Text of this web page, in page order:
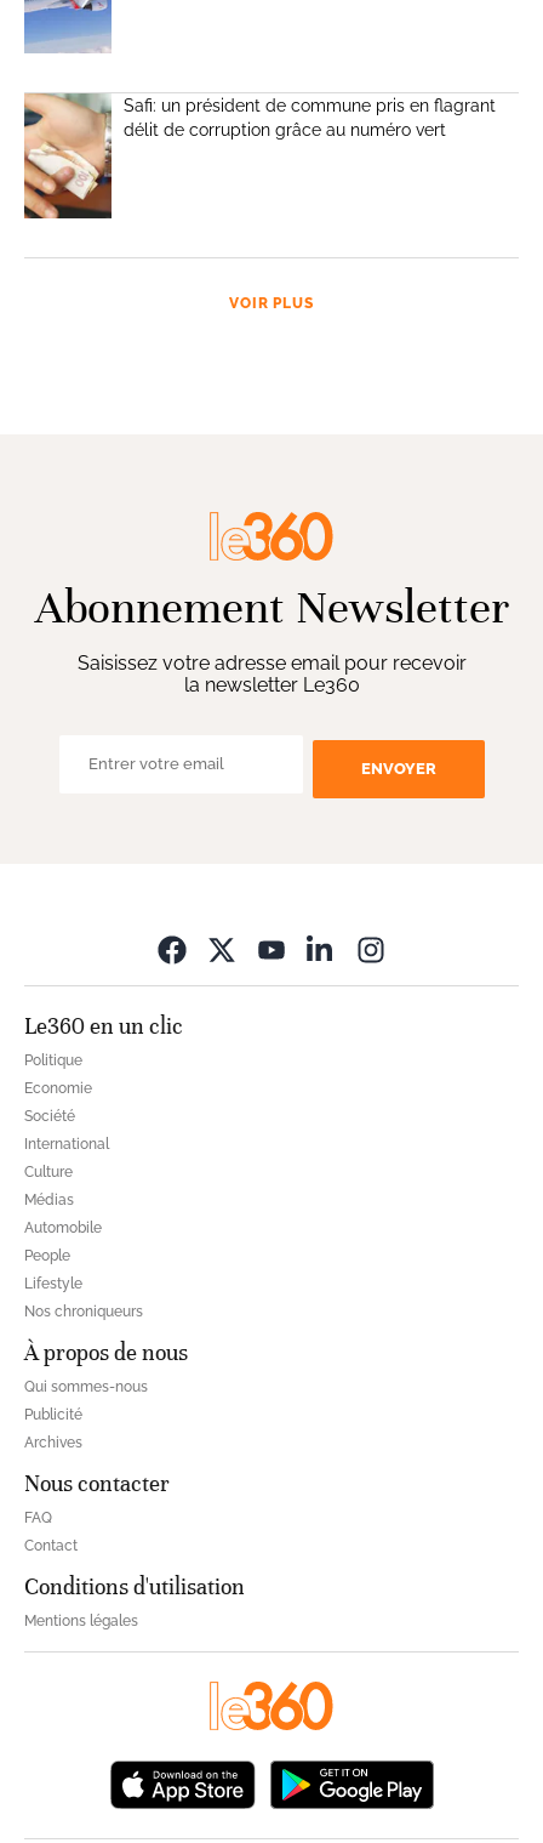
Safi: un président de commune pris en flagrant
délit de corruption grâce au numéro vert
VOIR PLUS
Abonnement Newsletter
Saisissez votre adresse email pour recevoir
la newsletter Le360
ENVOYER
Le360 en un clic
Politique
Economie
Société
International
Culture
Médias
Automobile
People
Lifestyle
Nos chroniqueurs
À propos de nous
Qui sommes-nous
Publicité
Archives
Nous contacter
FAQ
Contact
Conditions d'utilisation
Mentions légales